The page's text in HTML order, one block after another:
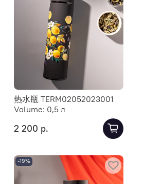
热水瓶 TERM02052023001
Volume: 0,5 л
2 200 р.
-19%